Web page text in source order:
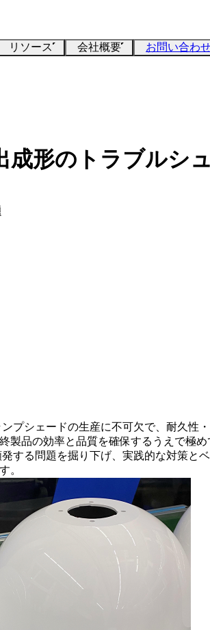
リソース 会社概要 お問い合わ
成形のトラブルシ
プシェードの生産に不可欠で、耐久性
製品の効率と品質を確保するうえで極め
する問題を掘り下げ、実践的な対策
。